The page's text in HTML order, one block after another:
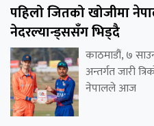
पहिलो जितको खोजीमा
नेदरल्यान्ड्ससँग भिड्दै
काठमाडौं, ७
अन्तर्गत जारी
नेपालले आज